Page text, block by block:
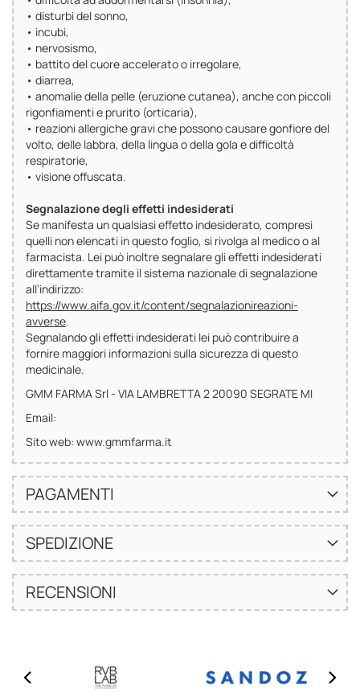
• disturbi del sonno,
• incubi,
• nervosismo,
• battito del cuore accelerato o irregolare,
• diarrea,
• anomalie della pelle (eruzione cutanea), anche con piccoli
rigonfiamenti e prurito (orticaria),
• reazioni allergiche gravi che possono causare gonfiore del
volto, delle labbra, della lingua o della gola e difficoltà
respiratorie,
• visione offuscata.
Segnalazione degli effetti indesiderati
Se manifesta un qualsiasi effetto indesiderato, compresi
quelli non elencati in questo foglio, si rivolga al medico o al
farmacista. Lei può inoltre segnalare gli effetti indesiderati
direttamente tramite il sistema nazionale di segnalazione
all’indirizzo:
https://www.aifa.gov.it/content/segnalazionireazioni-
avverse.
Segnalando gli effetti indesiderati lei può contribuire a
fornire maggiori informazioni sulla sicurezza di questo
medicinale.
GMM FARMA Srl - VIA LAMBRETTA 2 20090 SEGRATE MI
Email:
Sito web: www.gmmfarma.it
PAGAMENTI
SPEDIZIONE
RECENSIONI